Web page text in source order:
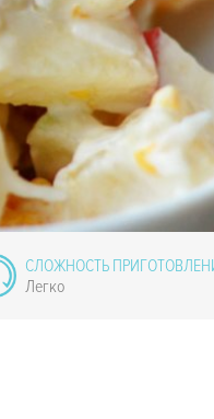
СЛОЖНОСТЬ
Легко